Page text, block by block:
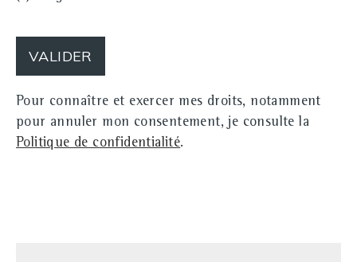
Pour connaître et exercer mes droits, notamment
pour annuler mon consentement, je consulte la
Politique de confidentialité.